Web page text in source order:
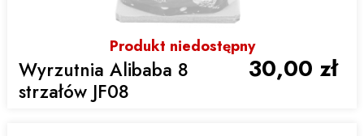
Produkt niedostępny
Wyrzutnia Alibaba 8
strzałów JF08
30,00 zł